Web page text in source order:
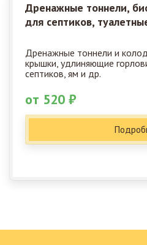
Дренажные тоннели,
для септиков,
Дренажные тоннели и
крышки, удлиняющие
септиков, ям и др.
от 520 ₽